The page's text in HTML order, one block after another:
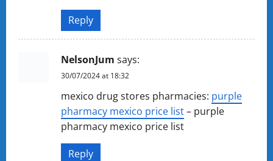
Reply
NelsonJum says:
30/07/2024 at 18:32
mexico drug stores pharmacies: purple
pharmacy mexico price list– purple
pharmacy mexico price list
Reply